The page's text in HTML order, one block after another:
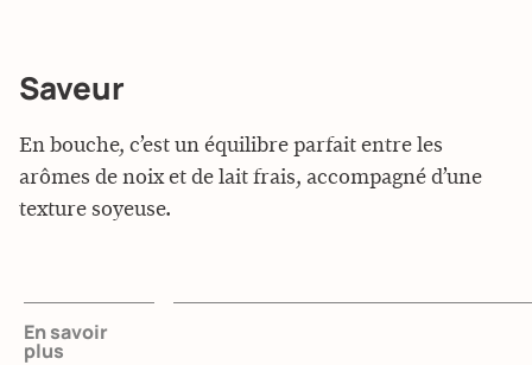
Saveur
En bouche, c’est un équilibre parfait entre les
arômes de noix et de lait frais, accompagné d’une
texture soyeuse.
En savoir
plus